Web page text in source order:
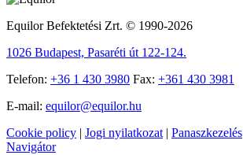
Equilor Befektetési Zrt. © 1990-2026
1026 Budapest, Pasaréti út 122-124.
Telefon: +36 1 430 3980 Fax: +361 430 3981
E-mail: equilor@equilor.hu
Cookie policy | Jogi nyilatkozat| Panaszkezelés
Navigátor